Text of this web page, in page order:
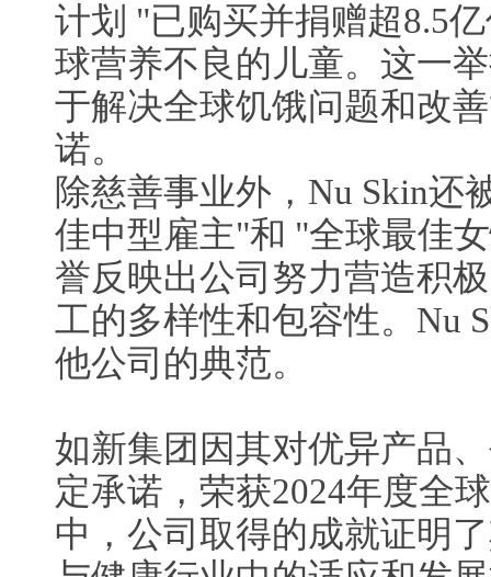
计划 "已购买并捐赠超8.5
球营养不良的儿童。这一
于解决全球饥饿问题和改
诺。
除慈善事业外，Nu Skin还
佳中型雇主"和 "全球最佳
誉反映出公司努力营造积
工的多样性和包容性。Nu
他公司的典范。
如新集团因其对优异产品
定承诺，荣获2024年度全
中，公司取得的成就证明